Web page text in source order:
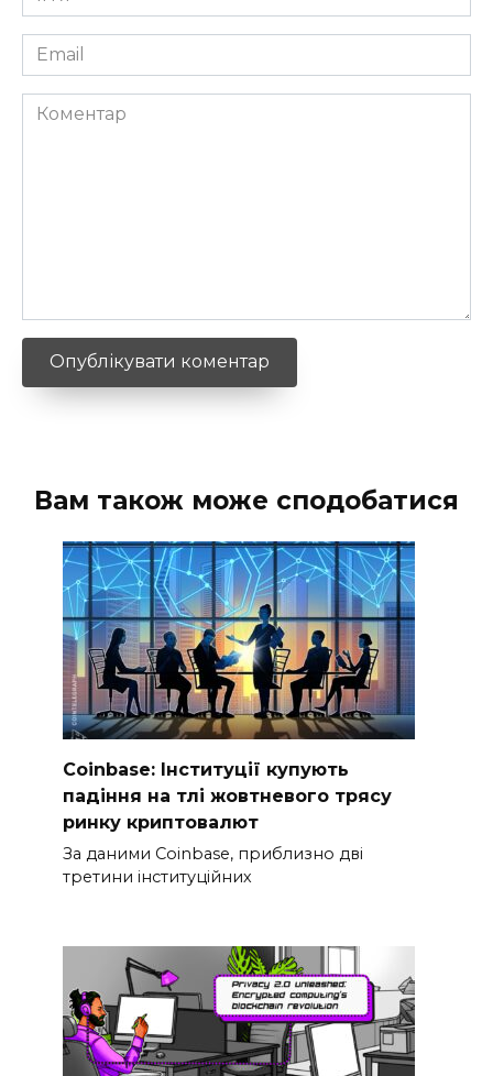
*
Email
*
Коментар
Вам також може сподобатися
Coinbase: Інституції купують
падіння на тлі жовтневого трясу
ринку криптовалют
За даними Coinbase, приблизно дві
третини інституційних